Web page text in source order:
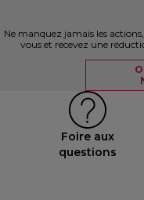
Ne manquez jamais les
vous et recevez une
Foire aux
questions